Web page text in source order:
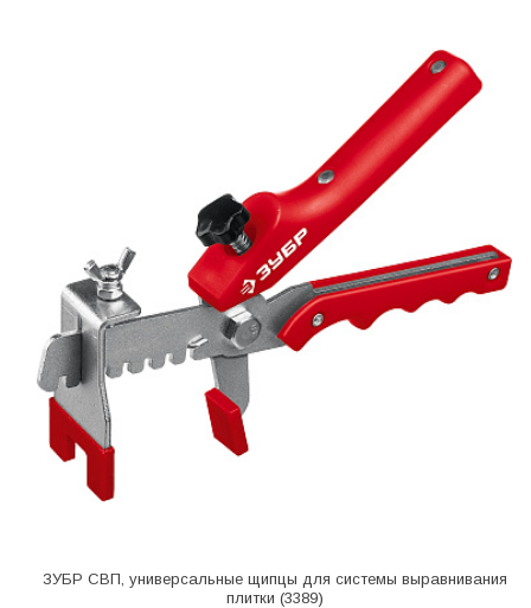
ЗУБР СВП, универсальные щипцы для системы выравнивания
плитки (3389)